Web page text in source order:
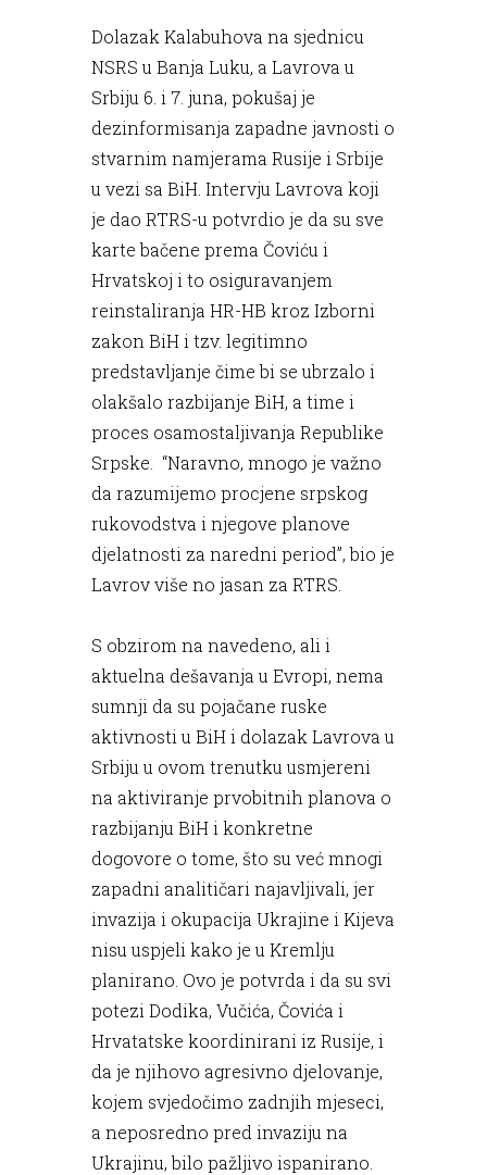
Dolazak Kalabuhova na sjednicu
NSRS u Banja Luku, a Lavrova u
Srbiju 6. i 7. juna, pokušaj je
dezinformisanja zapadne javnosti o
stvarnim namjerama Rusije i Srbije
u vezi sa BiH. Intervju Lavrova koji
je dao RTRS-u potvrdio je da su sve
karte bačene prema Čoviću i
Hrvatskoj i to osiguravanjem
reinstaliranja HR-HB kroz Izborni
zakon BiH i tzv. legitimno
predstavljanje čime bi se ubrzalo i
olakšalo razbijanje BiH, a time i
proces osamostaljivanja Republike
Srpske. “Naravno, mnogo je važno
da razumijemo procjene srpskog
rukovodstva i njegove planove
djelatnosti za naredni period”, bio je
Lavrov više no jasan za RTRS.
S obzirom na navedeno, ali i
aktuelna dešavanja u Evropi, nema
sumnji da su pojačane ruske
aktivnosti u BiH i dolazak Lavrova u
Srbiju u ovom trenutku usmjereni
na aktiviranje prvobitnih planova o
razbijanju BiH i konkretne
dogovore o tome, što su već mnogi
zapadni analitičari najavljivali, jer
invazija i okupacija Ukrajine i Kijeva
nisu uspjeli kako je u Kremlju
planirano. Ovo je potvrda i da su svi
potezi Dodika, Vučića, Čovića i
Hrvatatske koordinirani iz Rusije, i
da je njihovo agresivno djelovanje,
kojem svjedočimo zadnjih mjeseci,
a neposredno pred invaziju na
Ukrajinu, bilo pažljivo ispanirano.